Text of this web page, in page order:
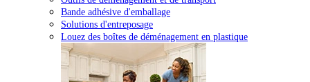
Bande adhésive d'emballage
Solutions d'entreposage
Louez des boîtes de déménagement en plastique